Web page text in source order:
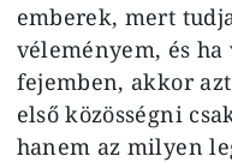
emberek, mert
véleményem, és
fejemben, akkor
első közösségni
hanem az milyen